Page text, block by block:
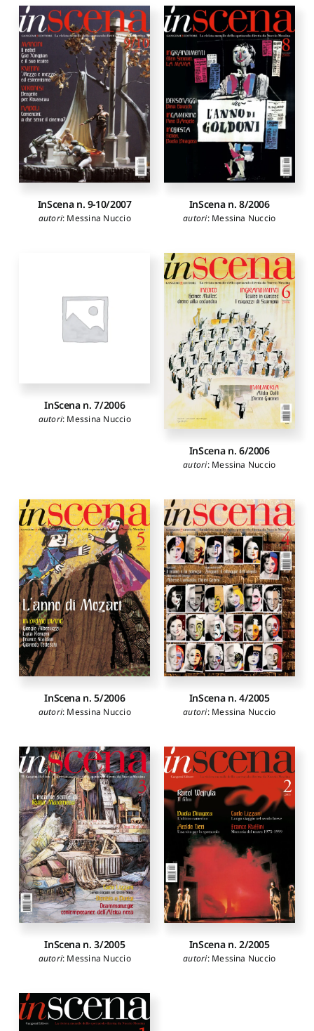
InScena n. 9-10/2007
autori: Messina Nuccio
InScena n. 8/2006
autori: Messina Nuccio
InScena n. 7/2006
autori: Messina Nuccio
InScena n. 6/2006
autori: Messina Nuccio
InScena n. 5/2006
autori: Messina Nuccio
InScena n. 4/2005
autori: Messina Nuccio
InScena n. 3/2005
autori: Messina Nuccio
InScena n. 2/2005
autori: Messina Nuccio